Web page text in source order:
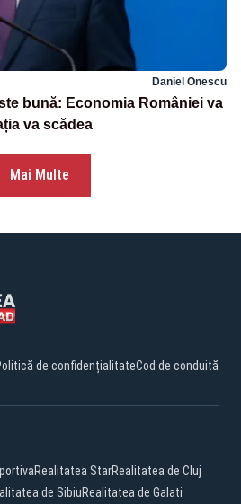
Daniel Onescu
bună: Economia României va
va scădea
Mai Multe
de confidențialitateCod de conduită
Realitatea StarRealitatea de Cluj
de SibiuRealitatea de Galati